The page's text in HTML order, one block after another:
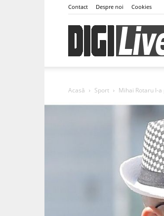
Contact Despre noi Cookies
Acasă Sport Mihai Rotaru l-